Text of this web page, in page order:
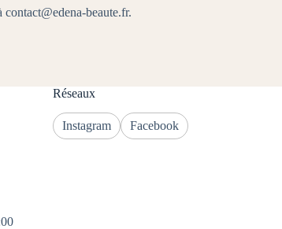
beaute.fr.
Réseaux
Instagram Facebook